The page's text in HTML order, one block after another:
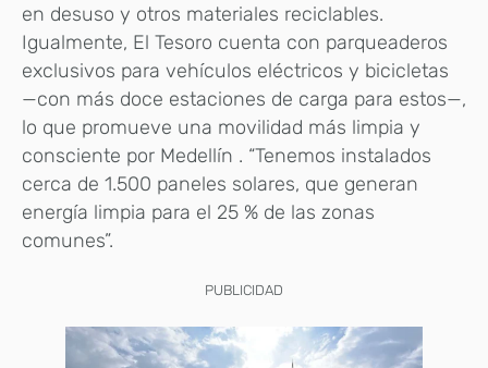
en desuso y otros materiales reciclables.
Igualmente, El Tesoro cuenta con parqueaderos
exclusivos para vehículos eléctricos y bicicletas
—con más doce estaciones de carga para estos—,
lo que promueve una movilidad más limpia y
consciente por Medellín . “Tenemos instalados
cerca de 1.500 paneles solares, que generan
energía limpia para el 25 % de las zonas
comunes”.
PUBLICIDAD